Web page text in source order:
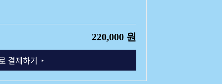
220,000 원
결제하기